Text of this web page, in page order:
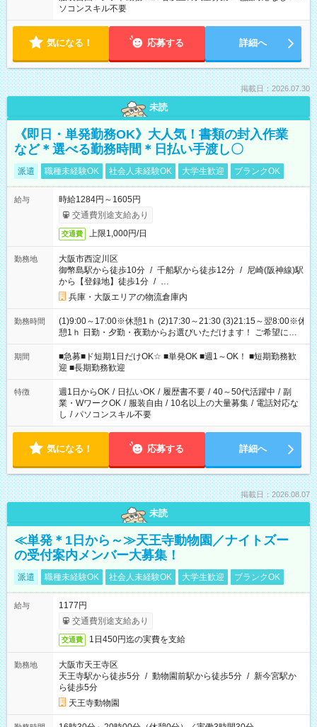
ソコンスキル不要
気になる！ 応募する 詳細へ
掲載日：2026.07.30
未読
《即日・単発勤務OK》大人気！書類の封入作業
など＊選べる勤務時間＊日払い手渡し〇
派遣 職種未経験OK 社会人未経験OK 大学生歓迎 ブランクOK
給与
時給1284円～1605円
交通費別途支給あり
交通費 上限1,000円/日
勤務地
大阪市西淀川区
御幣島駅から徒歩10分 / 千船駅から徒歩12分 / 尼崎(阪神線)駅
から【登録地】徒歩1分 / …
兵庫・大阪エリアの物流倉庫内
勤務時間
(1)9:00～17:00※休憩1ｈ (2)17:30～21:30 (3)21:15～翌8:00※休
憩1ｈ 日勤・夕勤・夜勤からお選びいただけます！ ご希望に合
わせて働けるお仕事です(*^^*) 【その他選べる勤務時間】 8-17
時/9-17時/9-18時/10-18時/11-21時/18-22時/20-翌4時/21-翌5
時/22-翌6時/0-翌8時 ご自身のご都合で選んで頂ける完全自由シ
フト！
期間
■急募■ド短期1日だけOK☆ ■単発OK ■週1～OK！ ■短期勤務歓
迎 ■長期勤務歓迎
特徴 週1日からOK / 日払いOK / 履歴書不要 / 40～50代活躍中 / 副
業・WワークOK / 服装自由 / 10名以上の大量募集 / 電話対応な
し / パソコンスキル不要
気になる！ 応募する 詳細へ
掲載日：2026.08.07
未読
≪単発＊1日から～≫天王寺動物園／ナイトズー
の受付案内メンバー大募集！
派遣 職種未経験OK 社会人未経験OK 大学生歓迎 ブランクOK
給与
1177円
交通費別途支給あり
交通費 1日450円迄の実費を支給
勤務地
大阪市天王寺区
天王寺駅から徒歩5分 / 動物園前駅から徒歩5分 / 新今宮駅か
ら徒歩5分
天王寺動物園